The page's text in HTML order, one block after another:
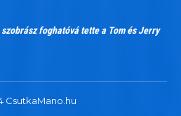
szobrász foghatóvá tette a Tom és Jerry
CsutkaMano.hu